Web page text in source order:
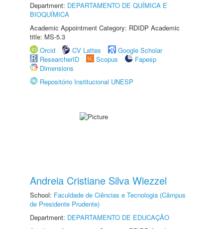
Department: DEPARTAMENTO DE QUÍMICA E
BIOQUÍMICA
Academic Appointment Category: RDIDP Academic
title: MS-5.3
Orcid
CV Lattes
Google Scholar
ResearcherID
Scopus
Fapesp
Dimensions
Repositório Institucional UNESP
Andreia Cristiane Silva Wiezzel
School: Faculdade de Ciências e Tecnologia (Câmpus
de Presidente Prudente)
Department: DEPARTAMENTO DE EDUCAÇÃO